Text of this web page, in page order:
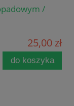
/
25,00 zł
do koszyka